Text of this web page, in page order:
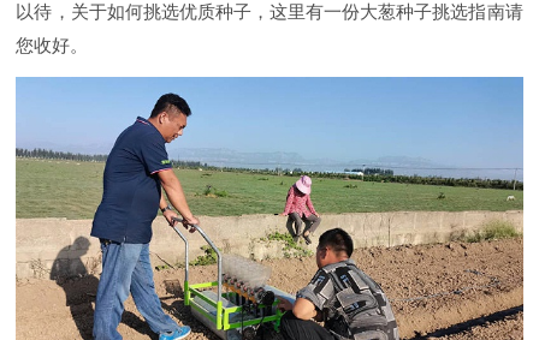
以待，关于如何挑选优质种子，这里有一份大葱种子挑选指南请
您收好。